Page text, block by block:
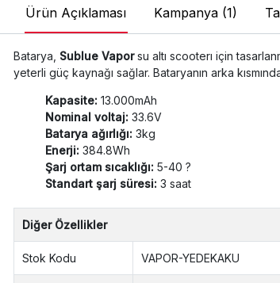
Ürün Açıklaması Kampanya (1)
Batarya, Sublue Vaporsu altı scooterı için
yeterli güç kaynağı sağlar. Bataryanın arka
Kapasite: 13.000mAh
Nominal voltaj: 33.6V
Batarya ağırlığı: 3kg
Enerji: 384.8Wh
Şarj ortam sıcaklığı: 5-40 ?
Standart şarj süresi: 3 saat
Diğer Özellikler
Stok Kodu VAPOR-YEDEKAKU